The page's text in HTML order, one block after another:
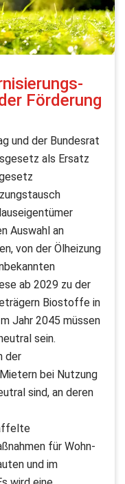
Förderung
und der Bundesrat
als Ersatz
Auswahl an
von der Ölheizung
ab 2029 zu der
Biostoffe in
Jahr 2045 müssen
sein.
der
bei Nutzung
sind, an deren
für Wohn-
und im